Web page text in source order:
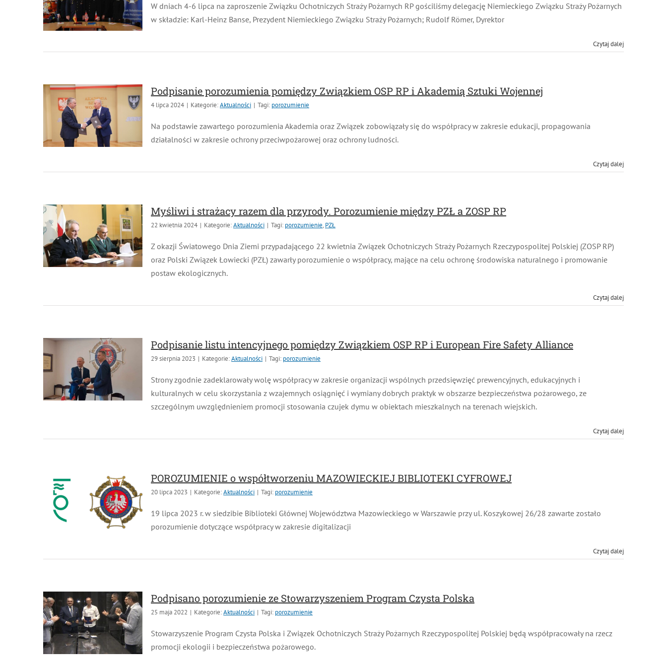
W dniach 4-6 lipca na zaproszenie Związku Ochotniczych Straży Pożarnych RP gościliśmy delegację Niemieckiego Związku Straży Pożarnych
w składzie: Karl-Heinz Banse, Prezydent Niemieckiego Związku Straży Pożarnych; Rudolf Römer, Dyrektor
Czytaj dalej
Podpisanie porozumienia pomiędzy Związkiem OSP RP i Akademią Sztuki Wojennej
4 lipca 2024 | Kategorie:Aktualności | Tagi:porozumienie
Na podstawie zawartego porozumienia Akademia oraz Związek zobowiązały się do współpracy w zakresie edukacji, propagowania
działalności w zakresie ochrony przeciwpożarowej oraz ochrony ludności.
Czytaj dalej
Myśliwi i strażacy razem dla przyrody. Porozumienie między PZŁ a ZOSP RP
22 kwietnia 2024 | Kategorie:Aktualności | Tagi:porozumienie,PZŁ
Z okazji Światowego Dnia Ziemi przypadającego 22 kwietnia Związek Ochotniczych Straży Pożarnych Rzeczypospolitej Polskiej (ZOSP RP)
oraz Polski Związek Łowiecki (PZŁ) zawarły porozumienie o współpracy, mające na celu ochronę środowiska naturalnego i promowanie
postaw ekologicznych.
Czytaj dalej
Podpisanie listu intencyjnego pomiędzy Związkiem OSP RP i European Fire Safety Alliance
29 sierpnia 2023 | Kategorie:Aktualności | Tagi:porozumienie
Strony zgodnie zadeklarowały wolę współpracy w zakresie organizacji wspólnych przedsięwzięć prewencyjnych, edukacyjnych i
kulturalnych w celu skorzystania z wzajemnych osiągnięć i wymiany dobrych praktyk w obszarze bezpieczeństwa pożarowego, ze
szczególnym uwzględnieniem promocji stosowania czujek dymu w obiektach mieszkalnych na terenach wiejskich.
Czytaj dalej
POROZUMIENIE o współtworzeniu MAZOWIECKIEJ BIBLIOTEKI CYFROWEJ
20 lipca 2023 | Kategorie:Aktualności | Tagi:porozumienie
19 lipca 2023 r. w siedzibie Biblioteki Głównej Województwa Mazowieckiego w Warszawie przy ul. Koszykowej 26/28 zawarte zostało
porozumienie dotyczące współpracy w zakresie digitalizacji
Czytaj dalej
Podpisano porozumienie ze Stowarzyszeniem Program Czysta Polska
25 maja 2022 | Kategorie:Aktualności | Tagi:porozumienie
Stowarzyszenie Program Czysta Polska i Związek Ochotniczych Straży Pożarnych Rzeczypospolitej Polskiej będą współpracowały na rzecz
promocji ekologii i bezpieczeństwa pożarowego.